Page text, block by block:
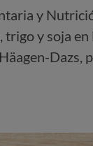
y
y soja
Dazs,